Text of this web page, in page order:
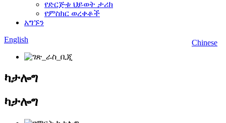
የድርጅቱ ህይወት ታሪክ
የምስክር ወረቀቶች
አግኙን
Chinese
English
ካታሎግ
ካታሎግ